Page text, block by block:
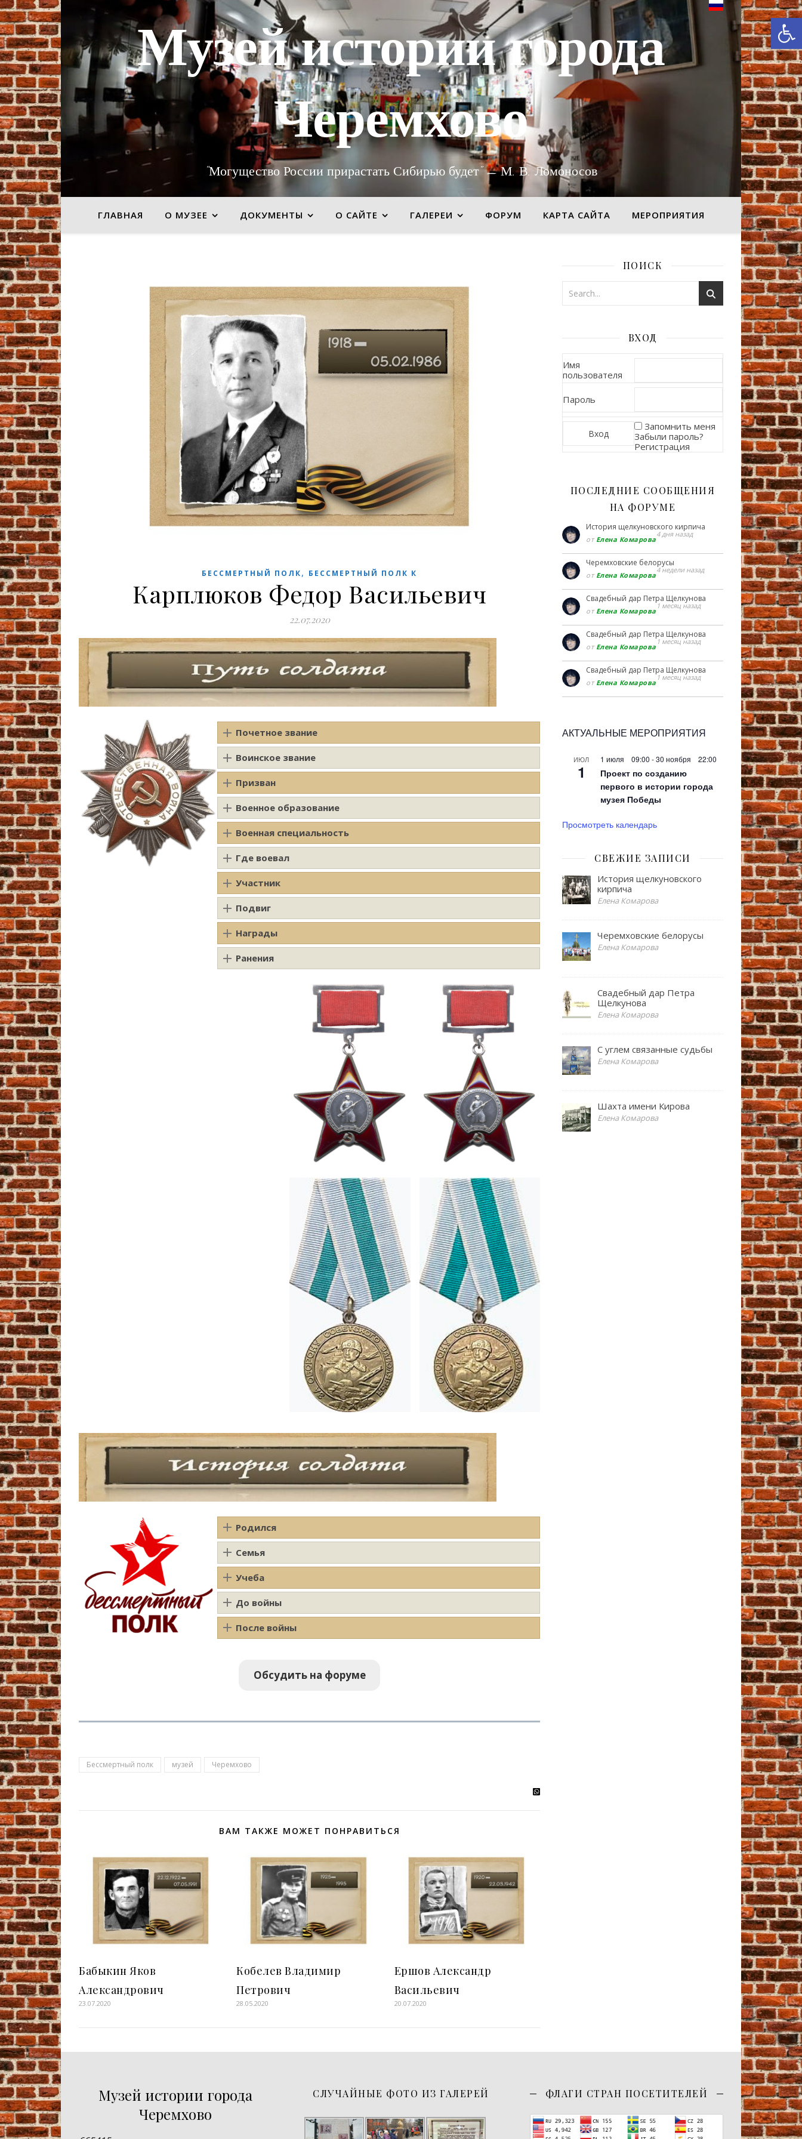
Музей истории города
Черемхово
"Могущество России прирастать Сибирью будет" — М. В. Ломоносов
ГЛАВНАЯ О МУЗЕЕ ДОКУМЕНТЫ О САЙТЕ ГАЛЕРЕИ ФОРУМ КАРТА САЙТА МЕРОПРИЯТИЯ
БЕССМЕРТНЫЙ ПОЛК, БЕССМЕРТНЫЙ ПОЛК К
Карплюков Федор Васильевич
22.07.2020
Почетное звание
Воинское звание
Призван
Военное образование
Военная специальность
Где воевал
Участник
Подвиг
Награды
Ранения
Родился
Семья
Учеба
До войны
После войны
Обсудить на форуме
Бессмертный полк музей Черемхово
ВАМ ТАКЖЕ МОЖЕТ ПОНРАВИТЬСЯ
Бабыкин Яков
Александрович
23.07.2020
Кобелев Владимир
Петрович
28.05.2020
Ершов Александр
Васильевич
20.07.2020
ПОИСК
ВХОД
Имя
пользователя
Пароль
Запомнить меня
Забыли пароль?
Регистрация
ПОСЛЕДНИЕ СООБЩЕНИЯ
НА ФОРУМЕ
История щелкуновского кирпича
от Елена Комарова
4 дня назад
Черемховские белорусы
от Елена Комарова
4 недели назад
Свадебный дар Петра Щелкунова
от Елена Комарова
1 месяц назад
Свадебный дар Петра Щелкунова
от Елена Комарова
1 месяц назад
Свадебный дар Петра Щелкунова
от Елена Комарова
1 месяц назад
АКТУАЛЬНЫЕ МЕРОПРИЯТИЯ
ИЮЛ
1
1 июля 09:00 -30 ноября 22:00
Проект по созданию
первого в истории города
музея Победы
Просмотреть календарь
СВЕЖИЕ ЗАПИСИ
История щелкуновского
кирпича
Елена Комарова
Черемховские белорусы
Елена Комарова
Свадебный дар Петра
Щелкунова
Елена Комарова
С углем связанные судьбы
Елена Комарова
Шахта имени Кирова
Елена Комарова
Музей истории города
Черемхово
СЛУЧАЙНЫЕ ФОТО ИЗ ГАЛЕРЕЙ ФЛАГИ СТРАН ПОСЕТИТЕЛЕЙ